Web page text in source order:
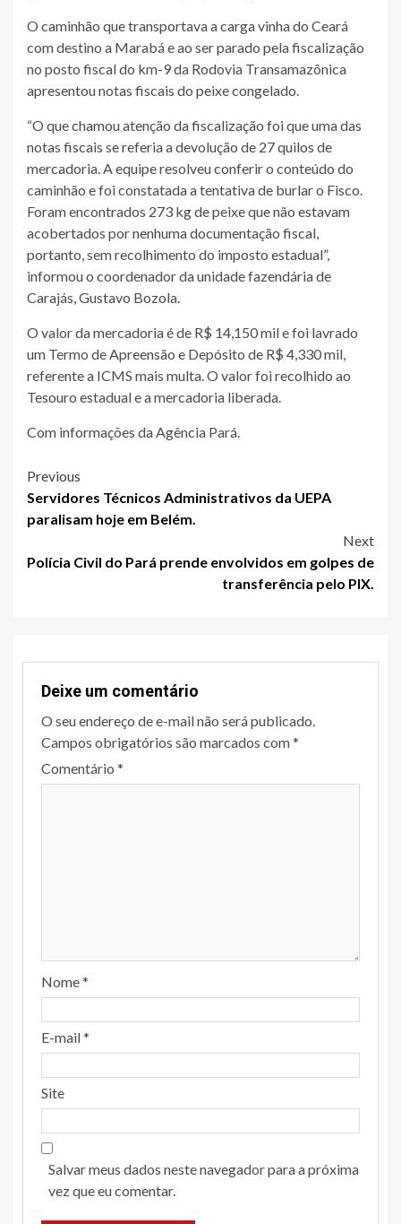
O caminhão que transportava a carga vinha do Ceará
com destino a Marabá e ao ser parado pela fiscalização
no posto fiscal do km-9 da Rodovia Transamazônica
apresentou notas fiscais do peixe congelado.
“O que chamou atenção da fiscalização foi que uma das
notas fiscais se referia a devolução de 27 quilos de
mercadoria. A equipe resolveu conferir o conteúdo do
caminhão e foi constatada a tentativa de burlar o Fisco.
Foram encontrados 273 kg de peixe que não estavam
acobertados por nenhuma documentação fiscal,
portanto, sem recolhimento do imposto estadual”,
informou o coordenador da unidade fazendária de
Carajás, Gustavo Bozola.
O valor da mercadoria é de R$ 14,150 mil e foi lavrado
um Termo de Apreensão e Depósito de R$ 4,330 mil,
referente a ICMS mais multa. O valor foi recolhido ao
Tesouro estadual e a mercadoria liberada.
Com informações da Agência Pará.
Post
navigation
Previous
Servidores Técnicos Administrativos da UEPA
paralisam hoje em Belém.
Next
Polícia Civil do Pará prende envolvidos em golpes de
transferência pelo PIX.
Deixe um comentário
O seu endereço de e-mail não será publicado.
Campos obrigatórios são marcados com*
Comentário *
Nome*
E-mail*
Site
Salvar meus dados neste navegador para a próxima
vez que eu comentar.